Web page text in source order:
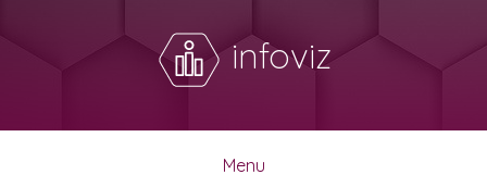
infoviz
Menu